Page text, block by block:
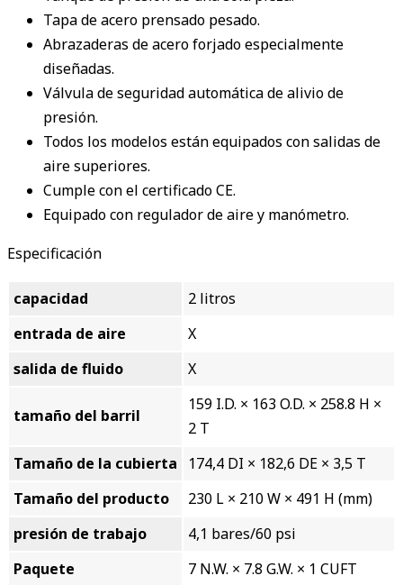
Tapa de acero prensado pesado.
Abrazaderas de acero forjado especialmente
diseñadas.
Válvula de seguridad automática de alivio de
presión.
Todos los modelos están equipados con salidas de
aire superiores.
Cumple con el certificado CE.
Equipado con regulador de aire y manómetro.
Especificación
capacidad
2 litros
entrada de aire
X
salida de fluido
X
tamaño del barril
159 I.D. × 163 O.D. × 258.8 H ×
2 T
Tamaño de la cubierta
174,4 DI × 182,6 DE × 3,5 T
Tamaño del producto
230 L × 210 W × 491 H (mm)
presión de trabajo
4,1 bares/60 psi
Paquete
7 N.W. × 7.8 G.W. × 1 CUFT